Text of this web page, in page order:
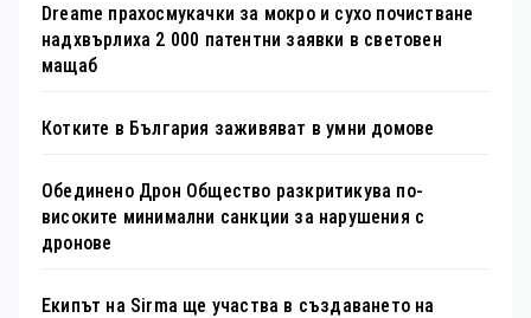
Dreame прахосмукачки за мокро и сухо почистване
надхвърлиха 2 000 патентни заявки в световен
мащаб
Котките в България заживяват в умни домове
Обединено Дрон Общество разкритикува по-
високите минимални санкции за нарушения с
дронове
Екипът на Sirma ще участва в създаването на